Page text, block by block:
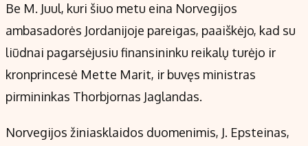
Be M. Juul, kuri šiuo metu eina Norvegijos
ambasadorės Jordanijoje pareigas, paaiškėjo, kad su
liūdnai pagarsėjusiu finansininku reikalų turėjo ir
kronprincesė Mette Marit, ir buvęs ministras
pirmininkas Thorbjornas Jaglandas.
Norvegijos žiniasklaidos duomenimis, J. Epsteinas,